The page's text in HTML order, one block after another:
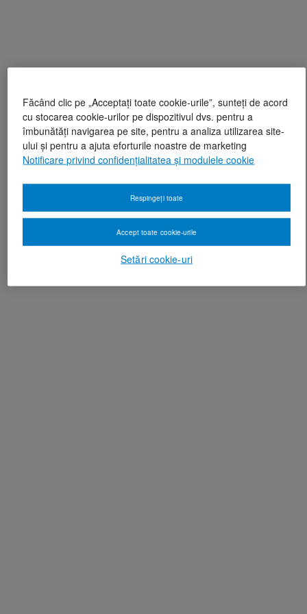
Făcând clic pe „Acceptați toate cookie-urile”, sunteți de acord
cu stocarea cookie-urilor pe dispozitivul dvs. pentru a
îmbunătăți navigarea pe site, pentru a analiza utilizarea site-
ului și pentru a ajuta eforturile noastre de marketing
Notificare privind confidențialitatea și modulele cookie
Setări cookie-uri
Respingeți toate
Accept toate cookie-urile